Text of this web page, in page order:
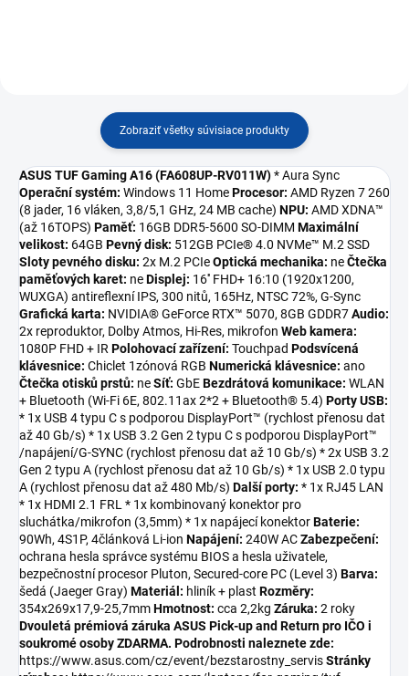
Zobraziť všetky súvisiace produkty
ASUS TUF Gaming A16 (FA608UP-RV011W)* Aura Sync
Operační systém: Windows 11 HomeProcesor: AMD Ryzen 7 260
(8 jader, 16 vláken, 3,8/5,1 GHz, 24 MB cache) NPU: AMD XDNA™
(až 16TOPS) Paměť: 16GB DDR5-5600 SO-DIMM Maximální
velikost: 64GB Pevný disk: 512GB PCIe® 4.0 NVMe™ M.2 SSD
Sloty pevného disku: 2x M.2 PCIeOptická mechanika: neČtečka
paměťových karet: neDisplej: 16'' FHD+ 16:10 (1920x1200,
WUXGA) antireflexní IPS, 300 nitů, 165Hz, NTSC 72%, G-Sync
Grafická karta: NVIDIA® GeForce RTX™ 5070, 8GB GDDR7Audio:
2x reproduktor, Dolby Atmos, Hi-Res, mikrofon Web kamera:
1080P FHD + IR Polohovací zařízení: Touchpad Podsvícená
klávesnice: Chiclet 1zónová RGB Numerická klávesnice: ano
Čtečka otisků prstů: neSíť: GbEBezdrátová komunikace: WLAN
+ Bluetooth (Wi-Fi 6E, 802.11ax 2*2 + Bluetooth® 5.4) Porty USB:
* 1x USB 4 typu C s podporou DisplayPort™ (rychlost přenosu dat
až 40 Gb/s) * 1x USB 3.2 Gen 2 typu C s podporou DisplayPort™
/napájení/G-SYNC (rychlost přenosu dat až 10 Gb/s) * 2x USB 3.2
Gen 2 typu A (rychlost přenosu dat až 10 Gb/s) * 1x USB 2.0 typu
A (rychlost přenosu dat až 480 Mb/s) Další porty: * 1x RJ45 LAN
* 1x HDMI 2.1 FRL * 1x kombinovaný konektor pro
sluchátka/mikrofon (3,5mm) * 1x napájecí konektorBaterie:
90Wh, 4S1P, 4článková Li-ion Napájení: 240W ACZabezpečení:
ochrana hesla správce systému BIOS a hesla uživatele,
bezpečnostní procesor Pluton, Secured-core PC (Level 3) Barva:
šedá (Jaeger Gray) Materiál: hliník + plast Rozměry:
354x269x17,9-25,7mmHmotnost: cca 2,2kg Záruka: 2 roky
Dvouletá prémiová záruka ASUS Pick-up and Return pro IČO i
soukromé osoby ZDARMA. Podrobnosti naleznete zde:
https://www.asus.com/cz/event/bezstarostny_servisStránky